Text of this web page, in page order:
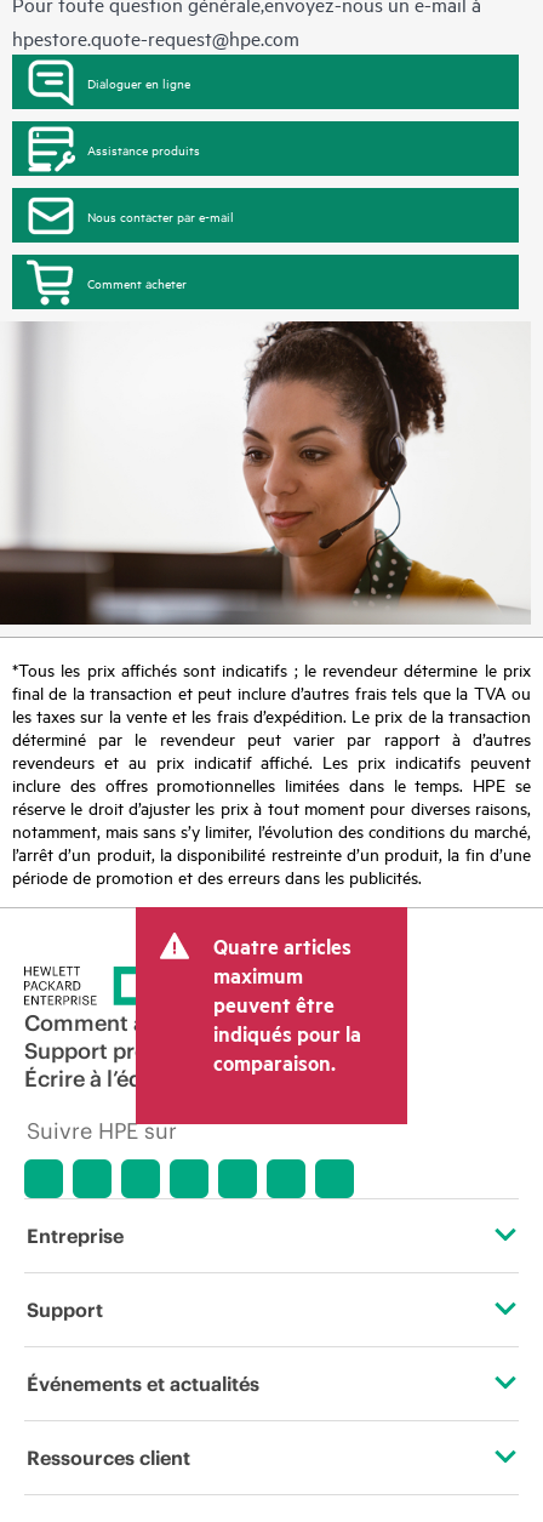
hpestore.quote-request@hpe.com
Dialoguer en ligne
Assistance produits
Nous contacter par e-mail
Comment acheter
*Tous les prix affichés sont indicatifs ; le revendeur détermine le prix
final de la transaction et peut inclure d’autres frais tels que la TVA ou
les taxes sur la vente et les frais d’expédition. Le prix de la transaction
déterminé par le revendeur peut varier par rapport à d’autres
revendeurs et au prix indicatif affiché. Les prix indicatifs peuvent
inclure des offres promotionnelles limitées dans le temps. HPE se
réserve le droit d’ajuster les prix à tout moment pour diverses raisons,
notamment, mais sans s’y limiter, l’évolution des conditions du marché,
l’arrêt d’un produit, la disponibilité restreinte d’un produit, la fin d’une
période de promotion et des erreurs dans les publicités.
Quatre articles
maximum
peuvent être
indiqués pour la
comparaison.
Comment acheter
Support produit
Écrire à l’équipe commerciale
Suivre HPE sur
Entreprise
À propos de HPE
Responsabilité d’entreprise
Support
Services d’assistance opérationnelle (OSS)
Événements et actualités
Événements
Ressources client